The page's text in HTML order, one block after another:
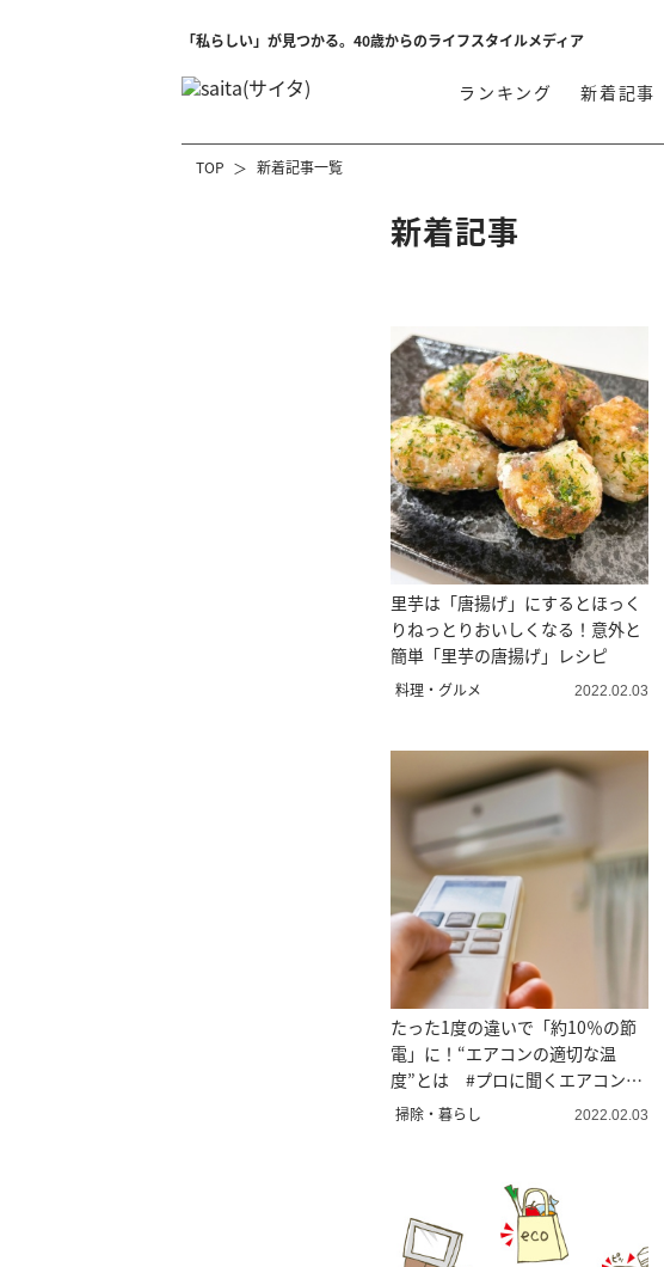
「私らしい」が見つかる。40歳からのライフスタイルメディア
ランキング 新着記事
TOP 新着記事一覧
新着記事
里芋は「唐揚げ」にするとほっく
りねっとりおいしくなる！意外と
簡単「里芋の唐揚げ」レシピ
料理・グルメ 2022.02.03
たった1度の違いで「約10％の節
電」に！“エアコンの適切な温
度”とは #プロに聞くエアコンの
話
掃除・暮らし 2022.02.03